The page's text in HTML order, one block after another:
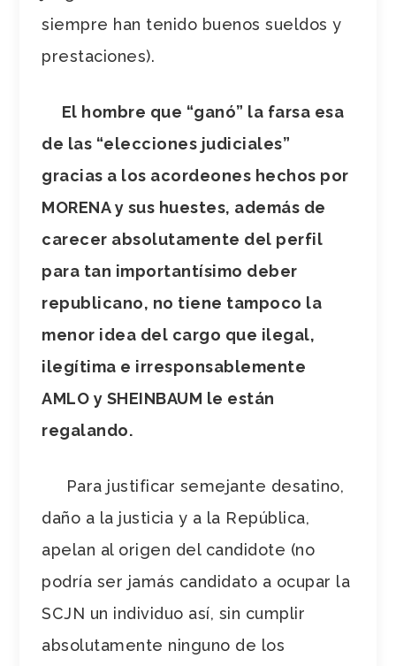
siempre han tenido buenos sueldos y
prestaciones).
El hombre que “ganó” la farsa esa
de las “elecciones judiciales”
gracias a los acordeones hechos por
MORENA y sus huestes, además de
carecer absolutamente del perfil
para tan importantísimo deber
republicano, no tiene tampoco la
menor idea del cargo que ilegal,
ilegítima e irresponsablemente
AMLO y SHEINBAUM le están
regalando.
Para justificar semejante desatino,
daño a la justicia y a la República,
apelan al origen del candidote (no
podría ser jamás candidato a ocupar la
SCJN un individuo así, sin cumplir
absolutamente ninguno de los